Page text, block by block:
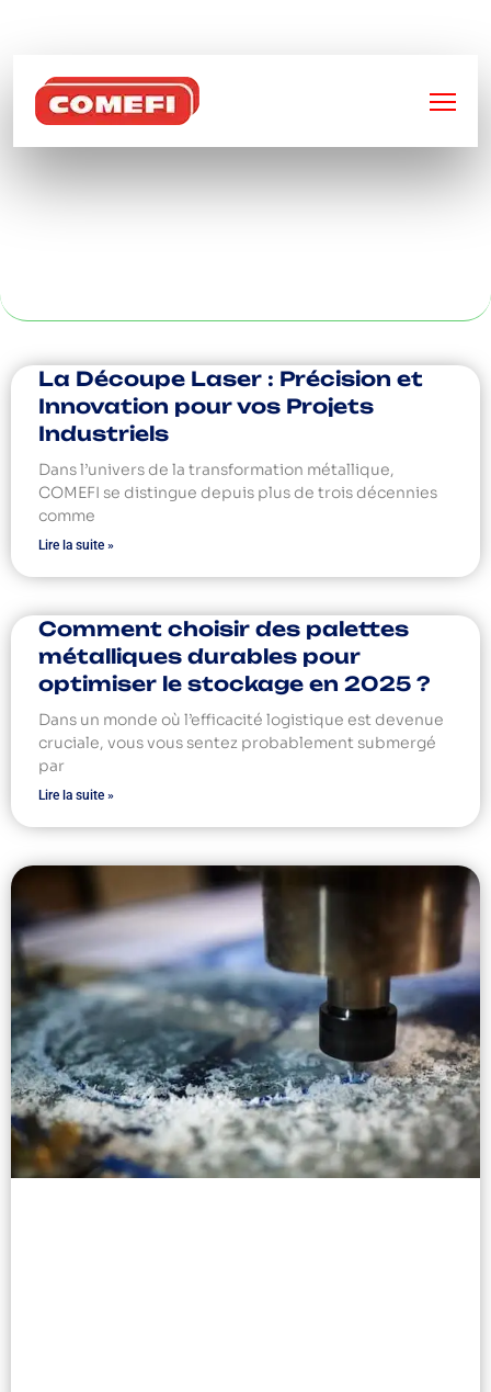
CAISSE PALETTE
La Découpe Laser : Précision et
Innovation pour vos Projets
Industriels
Dans l’univers de la transformation métallique,
COMEFI se distingue depuis plus de trois décennies
comme
Lire la suite »
Comment choisir des palettes
métalliques durables pour
optimiser le stockage en 2025 ?
Dans un monde où l’efficacité logistique est devenue
cruciale, vous vous sentez probablement submergé
par
Lire la suite »